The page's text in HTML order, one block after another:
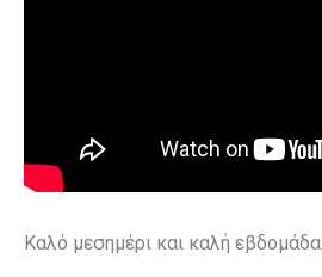
Καλό μεσημέρι και καλή εβδομάδα